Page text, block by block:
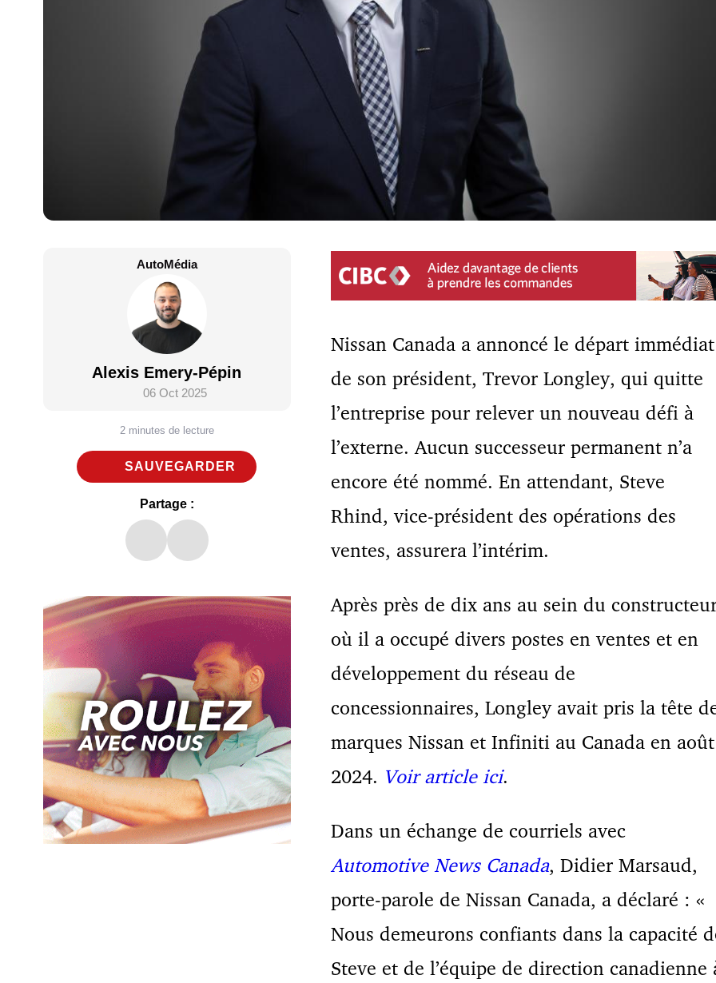
AutoMédia
Alexis Emery-Pépin
06 Oct 2025
2 minutes de lecture
SAUVEGARDER
Partage :
Nissan Canada a annoncé le départ immédiat
de son président, Trevor Longley, qui quitte
l’entreprise pour relever un nouveau défi à
l’externe. Aucun successeur permanent n’a
encore été nommé. En attendant, Steve
Rhind, vice-président des opérations des
ventes, assurera l’intérim.
Après près de dix ans au sein du
où il a occupé divers postes en ventes et en
développement du réseau de
concessionnaires, Longley avait pris la tête
marques Nissan et Infiniti au Canada en août
2024. Voir article ici.
Dans un échange de courriels avec
Automotive News Canada, Didier Marsaud,
porte-parole de Nissan Canada, a déclaré : «
Nous demeurons confiants dans la capacité
Steve et de l’équipe de direction canadienne